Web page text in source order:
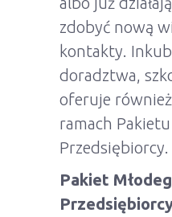
zdobyć nową
kontakty.
doradztwa,
oferuje
ramach
Przedsiębiorcy.
Pakiet